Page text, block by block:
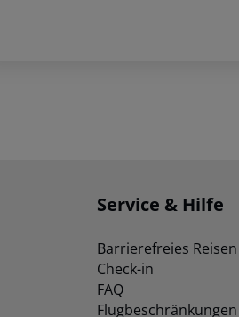
Service & Hilfe
Barrierefreies Reisen
Check-in
FAQ
Flugbeschränkungen